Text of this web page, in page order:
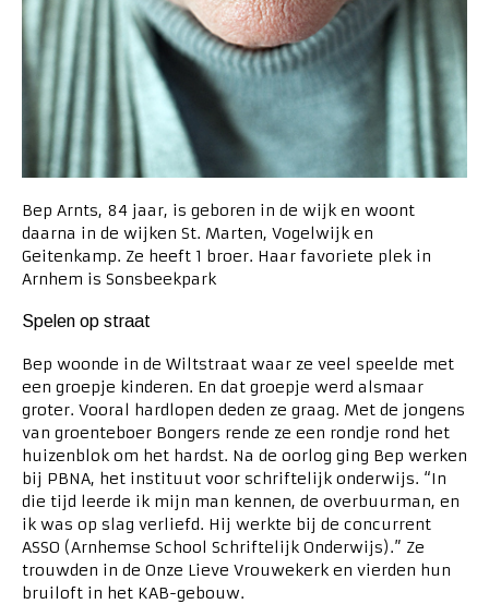
Bep Arnts, 84 jaar, is geboren in de wijk en woont
daarna in de wijken St. Marten, Vogelwijk en
Geitenkamp. Ze heeft 1 broer. Haar favoriete plek in
Arnhem is Sonsbeekpark
Spelen op straat
Bep woonde in de Wiltstraat waar ze veel speelde met
een groepje kinderen. En dat groepje werd alsmaar
groter. Vooral hardlopen deden ze graag. Met de jongens
van groenteboer Bongers rende ze een rondje rond het
huizenblok om het hardst. Na de oorlog ging Bep werken
bij PBNA, het instituut voor schriftelijk onderwijs. “In
die tijd leerde ik mijn man kennen, de overbuurman, en
ik was op slag verliefd. Hij werkte bij de concurrent
ASSO (Arnhemse School Schriftelijk Onderwijs).” Ze
trouwden in de Onze Lieve Vrouwekerk en vierden hun
bruiloft in het KAB-gebouw.